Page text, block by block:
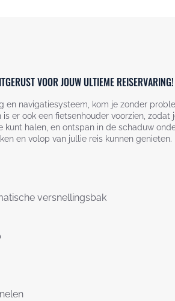
VOOR JOUW ULTIEME REISERVARING!
en navigatiesysteem, kom je zonder
er ook een fietsenhouder voorzien,
halen, en ontspan in de schaduw
en volop van jullie reis kunnen genieten.
versnellingsbak